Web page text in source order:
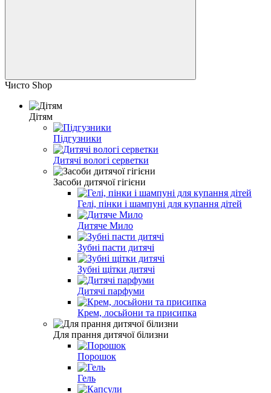
Чисто Shop
Дітям
Підгузники
Дитячі вологі серветки
Засоби дитячої гігієни
Гелі, пінки і шампуні для купання дітей
Дитяче Мило
Зубні пасти дитячі
Зубні щітки дитячі
Дитячі парфуми
Крем, лосьйони та присипка
Для прання дитячої білизни
Порошок
Гель